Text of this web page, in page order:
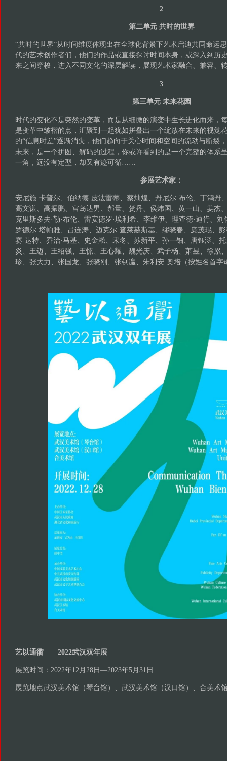
2
第二单元 共时的世界
“共时的世界”从时间维度体现出在全球化背景下艺术启迪共同命运
代的艺术创作者们，他们的作品或直接探讨时间本身，或深入到历
来之间穿梭，进入不同文化的深层解读，展现艺术家融合、兼容、
3
第三单元 未来花园
时代的变化不是突然的变革，而是从细微的演变中生长进化而来，
是变革中皱褶的点，汇聚到一起犹如拼叠出一个绽放在未来的视觉
的“信息时差”逐渐消失，他们趋向于关心时间和空间的流动与断裂
未来，是一个拼图、解码的过程，你或许看到的是一个完整的体系
一角，远没有定型，却又有迹可循……
参展艺术家：
安尼施·卡普尔、伯纳德·皮法雷蒂、蔡灿煌、丹尼尔·布伦、丁鸿丹
高文谦、高振鹏、宫岛达男、郝量、贺丹、侯炜国、黄一山、姜杰
克里斯多夫·勒·布伦、雷安德罗·埃利希、李维伊、理查德·迪肯、
罗德尔·塔帕雅、吕连涛、迈克尔·查莱赫斯基、缪晓春、庞茂琨、
赛-达特、乔治·马基、史金淞、宋冬、苏新平、孙一钿、唐钰涵、
炎、王迈、王绍强、王愫、王心耀、魏光庆、武子杨、萧昱、徐累
珍、张大力、张国龙、张晓刚、张钊瀛、朱利安·奥培（按姓名首字
艺以通衢——2022武汉双年展
展览时间：2022年12月28日—2023年5月31日
展览地点武汉美术馆（琴台馆）、武汉美术馆（汉口馆）、合美术